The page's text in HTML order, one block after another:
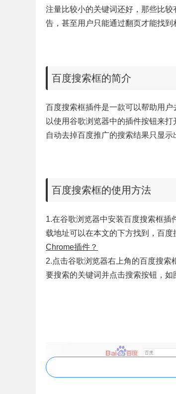
注量比较小的关键词还好，那些比
告，甚至用户只能通过翻页才能找到
百度搜索框的简介
百度搜索框插件是一款可以帮助用
以使用谷歌浏览器中的插件按钮来
自动去掉百度推广的搜索结果只显
百度搜索框的使用方法
1.在谷歌浏览器中安装百度搜索框插
载地址可以在本文的下方找到， 百度
Chrome插件？
2.点击谷歌浏览器右上角的百度搜索
要搜索的关键词并点击搜索按钮，如